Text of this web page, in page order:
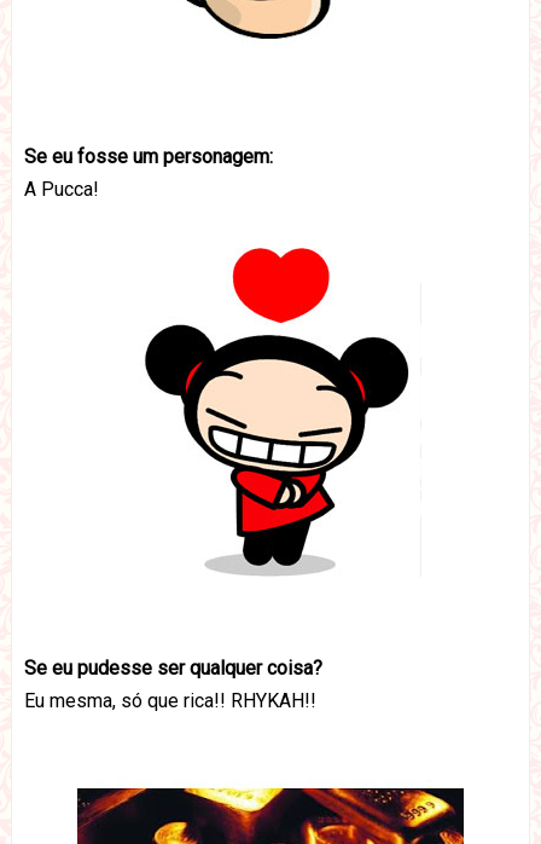
Se eu fosse um personagem:
A Pucca!
Se eu pudesse ser qualquer coisa?
Eu mesma, só que rica!! RHYKAH!!